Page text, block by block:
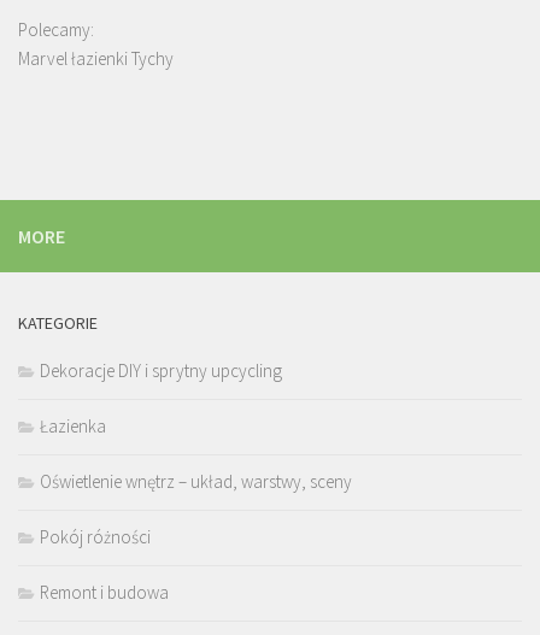
Polecamy:
Marvel łazienki Tychy
MORE
KATEGORIE
Dekoracje DIY i sprytny upcycling
Łazienka
Oświetlenie wnętrz – układ, warstwy, sceny
Pokój różności
Remont i budowa